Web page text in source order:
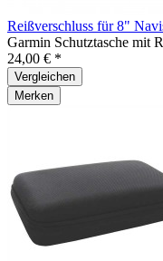
Reißverschluss für 8"
Garmin Schutztasche mit
24,00 € *
Vergleichen
Merken